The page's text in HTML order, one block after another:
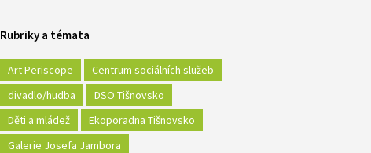
Rubriky a témata
Art Periscope
Centrum sociálních služeb
divadlo/hudba
DSO Tišnovsko
Děti a mládež
Ekoporadna Tišnovsko
Galerie Josefa Jambora